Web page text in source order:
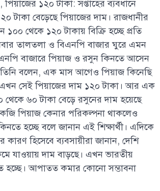
১২০ টাকা: সপ্তাহের ব্যবধানে
টাকা বেড়েছে পিয়াজের দাম। রাজধানীর
থেকে ১২০ টাকায় বিক্রি হচ্ছে প্রতি
তালতলা ও বিএনপি বাজার ঘুরে এমন
বাজারে পিয়াজ ও রসুন কিনতে আসেন
তিনি বলেন, এক মাস আগেও পিয়াজ কিনেছি
সেই পিয়াজের দাম ১২০ টাকা। আর এক
থেকে ৬০ টাকা বেড়ে রসুনের দাম হয়েছে
পিয়াজ কেনার পরিকল্পনা থাকলেও
হচ্ছে বলে জানান এই শিক্ষার্থী। এদিকে
কারণ হিসেবে ব্যবসায়ীরা জানান, দেশি
যাওয়ায় দাম বাড়ছে। এখন ভারতীয়
হচ্ছে। আপাতত কমার কোনো সম্ভাবনা